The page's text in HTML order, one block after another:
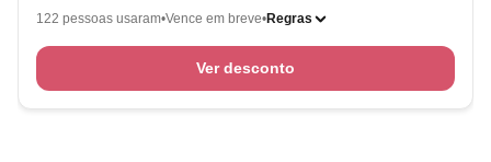
122 pessoas usaram Vence em breve Regras
Ver desconto